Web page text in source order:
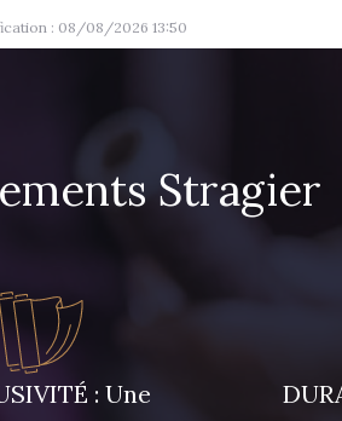
7935 - Marine denim
7288 - Bleu
: 08/08/2026 13:50
Stragier
: Une